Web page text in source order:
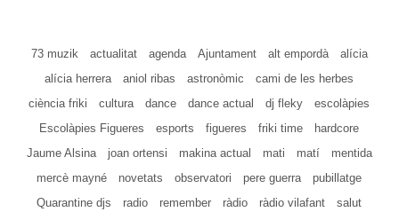
73 muzik actualitat agenda Ajuntament alt empordà
alícia
alícia herrera
aniol ribas astronòmic
cami de les herbes
ciència friki
cultura dance dance actual dj fleky
escolàpies
Escolàpies Figueres
esports figueres friki time
hardcore
Jaume Alsina
joan ortensi makina actual mati matí
mentida
mercè mayné
novetats observatori pere guerra
pubillatge
Quarantine djs
radio remember ràdio ràdio vilafant
salut